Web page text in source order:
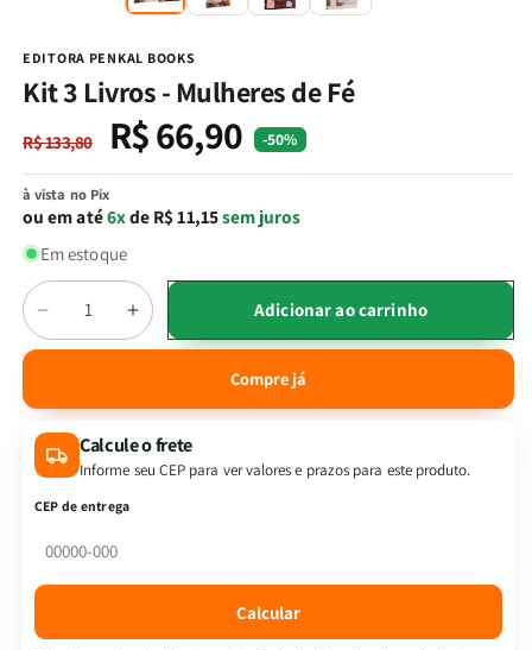
EDITORA PENKAL BOOKS
Kit 3 Livros - Mulheres de Fé
Preço
normal
R$ 133,80
Preço
promocional
R$ 66,90 -50%
à vista no Pix
ou em até6xde R$ 11,15sem juros
Em estoque
Quantidade
Diminuir
a
Kit
3
Livros
Mulheres
de
Aumentar
a
quantidade
Kit
3
Livros
Adicionar ao carrinho
Compre já
Calcule o frete
Informe seu CEP para ver valores e prazos para este produto.
CEP de entrega
Calcular